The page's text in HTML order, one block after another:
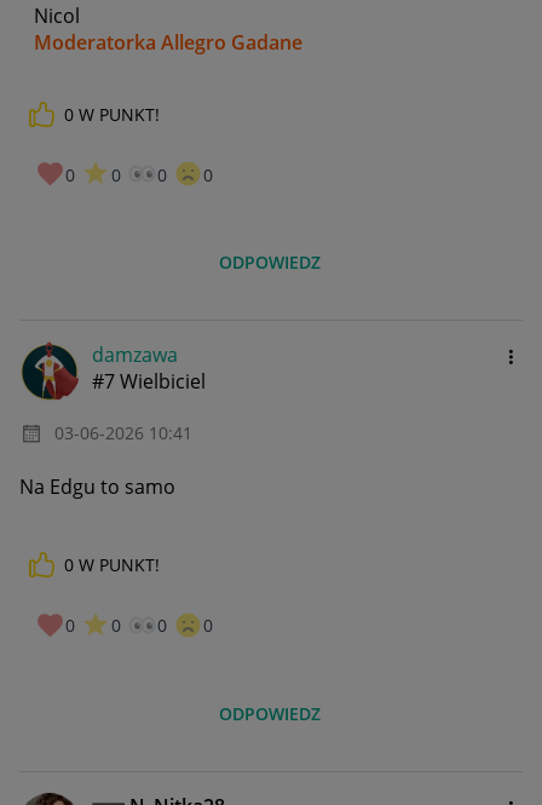
Nicol
Moderatorka Allegro Gadane
0 W PUNKT!
0 0 0 0
ODPOWIEDZ
damzawa
#7 Wielbiciel
‎03-06-2026 10:41
Na Edgu to samo
0 W PUNKT!
0 0 0 0
ODPOWIEDZ